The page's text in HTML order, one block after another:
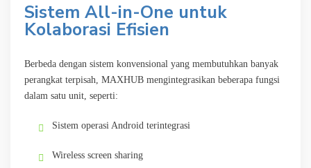
Sistem All-in-One untuk
Kolaborasi Efisien
Berbeda dengan sistem konvensional yang membutuhkan banyak
perangkat terpisah, MAXHUB mengintegrasikan beberapa fungsi
dalam satu unit, seperti:
Sistem operasi Android terintegrasi
Wireless screen sharing